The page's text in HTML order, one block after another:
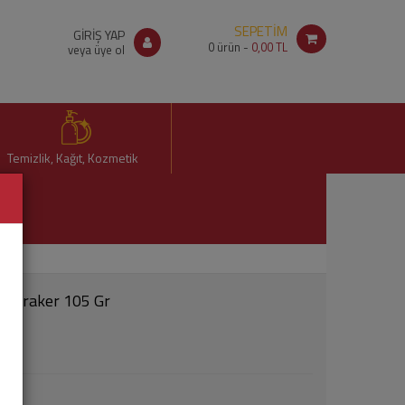
GİRİŞ YAP
veya üye ol
SEPETİM
0 ürün - 0,00 TL
Temizlik, Kağıt, Kozmetik
Kraker 105 Gr